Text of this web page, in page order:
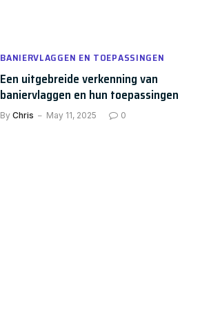
BANIERVLAGGEN EN TOEPASSINGEN
Een uitgebreide verkenning van
baniervlaggen en hun toepassingen
By Chris May 11, 2025 0